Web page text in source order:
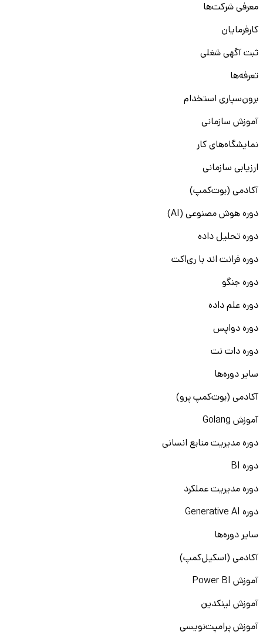
معرفی شرکت‌ها
کارفرمایان
ثبت آگهی شغلی
تعرفه‌ها
برون‌سپاری استخدام
آموزش سازمانی
نمایشگاه‌های کار
ارزیابی سازمانی
آکادمی (بوت‌کمپ)
دوره هوش مصنوعی (AI)
دوره تحلیل داده
دوره فرانت اند با ری‌اکت
دوره جنگو
دوره علم داده
دوره دواپس
دوره دات نت
سایر دوره‌ها
آکادمی (بوت‌کمپ پرو)
آموزش Golang
دوره مدیریت منابع انسانی
دوره BI
دوره مدیریت عملکرد
دوره Generative AI
سایر دوره‌ها
آکادمی (اسکیل‌کمپ)
آموزش Power BI
آموزش لینکدین
آموزش پرامپت‌نویسی